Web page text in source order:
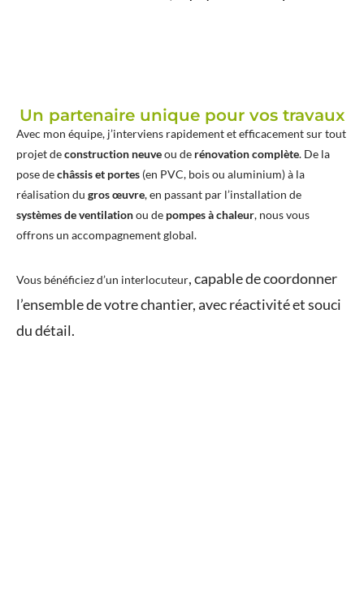
Un partenaire unique pour vos travaux
Avec mon équipe, j’interviens rapidement et efficacement sur tout
projet deconstruction neuveou de rénovation complète. De la
pose dechâssis et portes (en PVC, bois ou aluminium) à la
réalisation du gros œuvre, en passant par l’installation de
systèmes de ventilationou de pompes à chaleur, nous vous
offrons un accompagnement global.
Vous bénéficiez d’un interlocuteur, capable de coordonner
l’ensemble de votre chantier, avec réactivité et souci
du détail.